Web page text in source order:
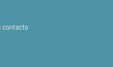
contacto